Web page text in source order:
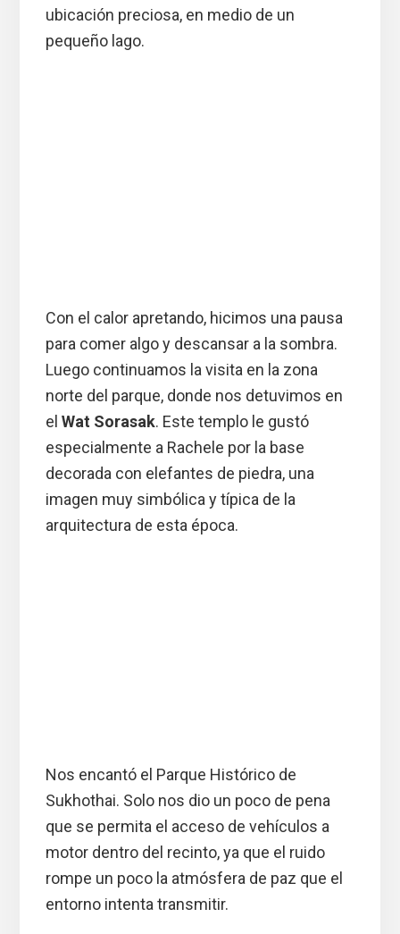
ubicación preciosa, en medio de un
pequeño lago.
Con el calor apretando, hicimos una pausa
para comer algo y descansar a la sombra.
Luego continuamos la visita en la zona
norte del parque, donde nos detuvimos en
el Wat Sorasak. Este templo le gustó
especialmente a Rachele por la base
decorada con elefantes de piedra, una
imagen muy simbólica y típica de la
arquitectura de esta época.
Nos encantó el Parque Histórico de
Sukhothai. Solo nos dio un poco de pena
que se permita el acceso de vehículos a
motor dentro del recinto, ya que el ruido
rompe un poco la atmósfera de paz que el
entorno intenta transmitir.